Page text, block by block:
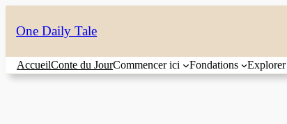
au
contenu
One Daily Tale
AccueilConte du JourCommencer ici Fondations Explorer